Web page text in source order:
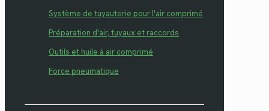
Système de tuyauterie pour l'air comprimé
Préparation d'air, tuyaux et raccords
Outils et huile à air comprimé
Force pneumatique